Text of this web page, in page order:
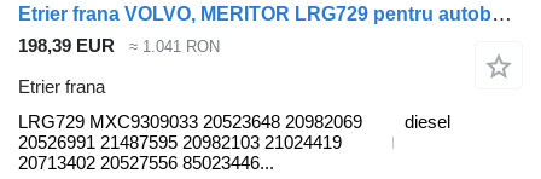
Etrier frana VOLVO, MERITOR LRG729 pentru autobuz Volvo B6, B7, B9, B10, B12 bus (1978-2011)
198,39 EUR ≈ 1.041 RON
Etrier frana
LRG729 MXC9309033 20523648 20982069
20526991 21487595 20982103 21024419
20713402 20527556 85023446...
diesel